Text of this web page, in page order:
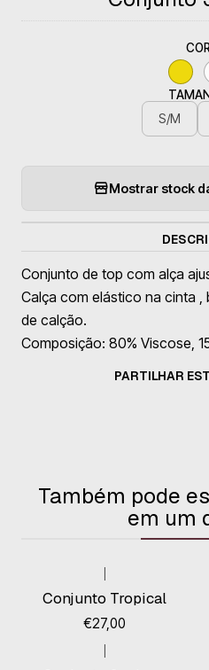
COR
S/M
Mostrar stock
Conjunto de top com alça
Calça com elástico na cinta
de calção.
Composição: 80% Viscose,
PARTILHAR
Também pode
em um
Conjunto Tropical
€27,00